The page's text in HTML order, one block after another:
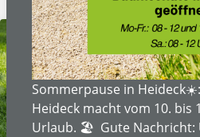
Sommerpause in
Heideck macht vom 10. bis
Urlaub. 🏖️ Gute Nachricht: